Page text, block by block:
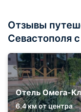
Отзывы
Севастополя
Отель Омега-
6.4 км от центра